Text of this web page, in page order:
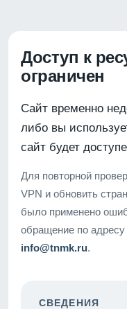
Доступ к
ограничен
Сайт временно
либо вы
сайт будет
Для повторной
VPN и обновить
было применено
обращение по
info@tnmk.ru.
СВЕДЕНИЯ